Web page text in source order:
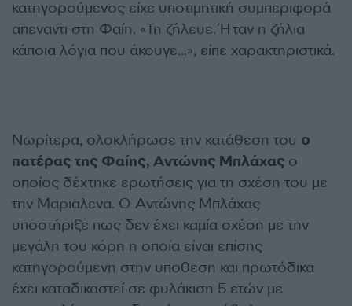
κατηγορούμενος είχε υποτιμητική συμπεριφορά
απεναντι στη Φαίη. «Τη ζήλευε. Ήταν η ζήλια
κάποια λόγια που άκουγε…», είπε χαρακτηριστικά.
Νωρίτερα, ολοκλήρωσε την κατάθεση του ο
πατέρας της Φαίης, Αντώνης Μπλάχας ο
οποίος δέχτηκε ερωτήσεις για τη σχέση του με
την Μαριαλενα. Ο Αντώνης Μπλάχας
υποστήριξε πως δεν έχει καμία σχέση με την
μεγάλη του κόρη η οποία είναι επίσης
κατηγορούμενη στην υποθεση και πρωτόδικα
έχει καταδικαστεί σε φυλάκιση 5 ετών με